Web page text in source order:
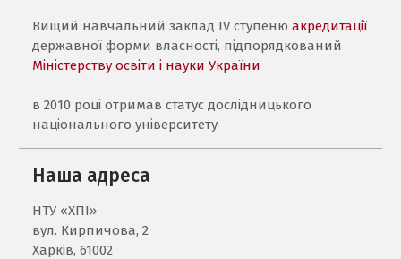
Вищий навчальний заклад IV ступенюакредитації
державної форми власності, підпорядкований
Міністерству освіти і науки України
в 2010 році отримав статус дослідницького
національного університету
Наша адреса
НТУ «ХПI»
вул. Кирпичова, 2
Харків, 61002